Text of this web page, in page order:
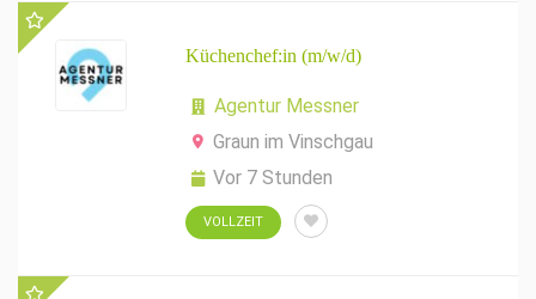
Küchenchef:in (m/w/d)
Agentur Messner
Graun im Vinschgau
Vor 7 Stunden
VOLLZEIT